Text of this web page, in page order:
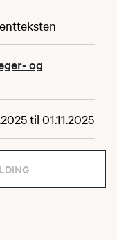
og
til 01.11.2025